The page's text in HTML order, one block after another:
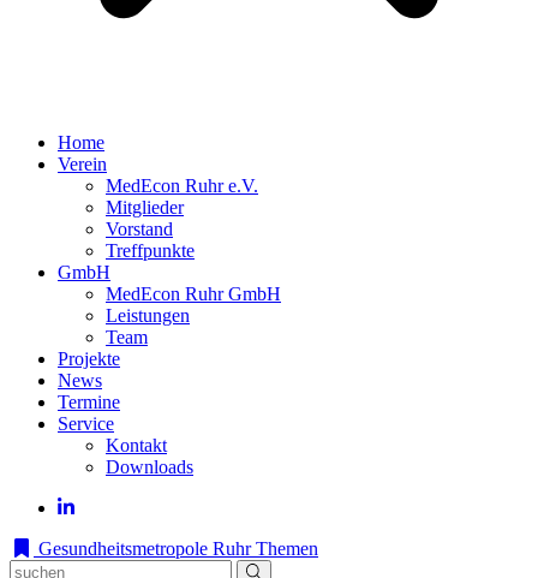
Home
Verein
MedEcon Ruhr e.V.
Mitglieder
Vorstand
Treffpunkte
GmbH
MedEcon Ruhr GmbH
Leistungen
Team
Projekte
News
Termine
Service
Kontakt
Downloads
Gesundheitsmetropole Ruhr Themen